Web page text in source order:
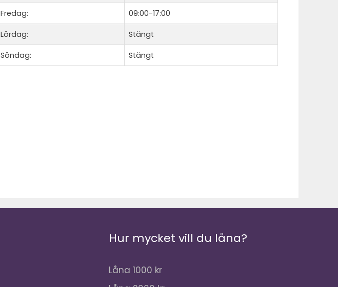
Fredag: 09:00-17:00
Lördag: Stängt
Söndag: Stängt
Hur mycket vill du låna?
Låna 1000 kr